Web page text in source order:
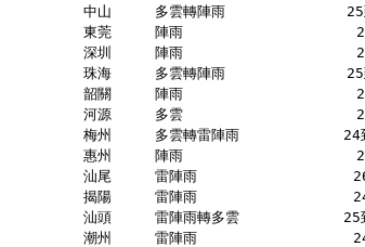
中山     多雲轉陣雨
東莞     陣雨
深圳     陣雨
珠海     多雲轉陣雨
韶關     陣雨
河源     多雲
梅州     多雲轉雷陣雨            24
惠州     陣雨
汕尾     雷陣雨
揭陽     雷陣雨
汕頭     雷陣雨轉多雲            25
潮州     雷陣雨